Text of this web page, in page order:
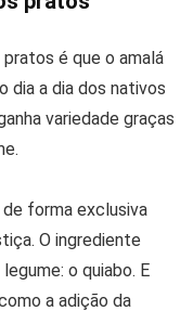
é que o amalá
dia a dia dos nativos
variedade graças
forma exclusiva
O ingrediente
o quiabo. E
a adição da